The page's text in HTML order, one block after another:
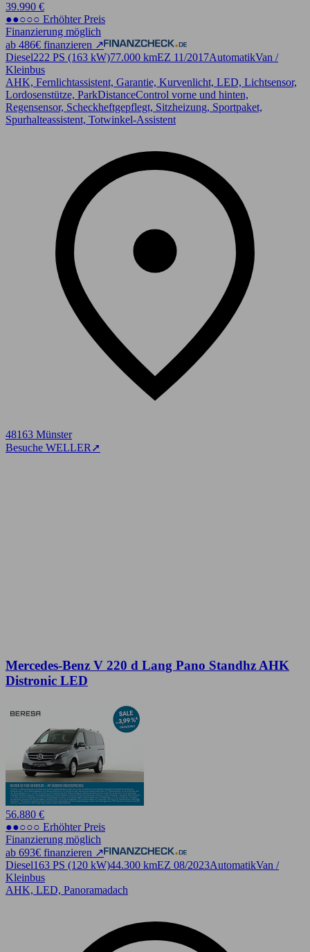
39.990 €
●●○○○ Erhöhter Preis
Finanzierung möglich
ab 486€ finanzieren ↗
Diesel222 PS (163 kW)77.000 kmEZ 11/2017AutomatikVan /
Kleinbus
AHK, Fernlichtassistent, Garantie, Kurvenlicht, LED, Lichtsensor,
Lordosenstütze, ParkDistanceControl vorne und hinten,
Regensensor, Scheckheftgepflegt, Sitzheizung, Sportpaket,
Spurhalteassistent, Totwinkel-Assistent
48163 Münster
Besuche WELLER ➚
Mercedes-Benz V 220 d Lang Pano Standhz AHK
Distronic LED
56.880 €
●●○○○ Erhöhter Preis
Finanzierung möglich
ab 693€ finanzieren ↗
Diesel163 PS (120 kW)44.300 kmEZ 08/2023AutomatikVan /
Kleinbus
AHK, LED, Panoramadach